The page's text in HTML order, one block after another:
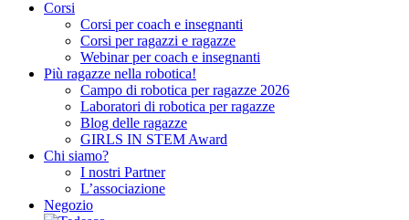
Corsi
Corsi per coach e insegnanti
Corsi per ragazzi e ragazze
Webinar per coach e insegnanti
Più ragazze nella robotica!
Campo di robotica per ragazze 2026
Laboratori di robotica per ragazze
Blog delle ragazze
GIRLS IN STEM Award
Chi siamo?
I nostri Partner
L’associazione
Negozio